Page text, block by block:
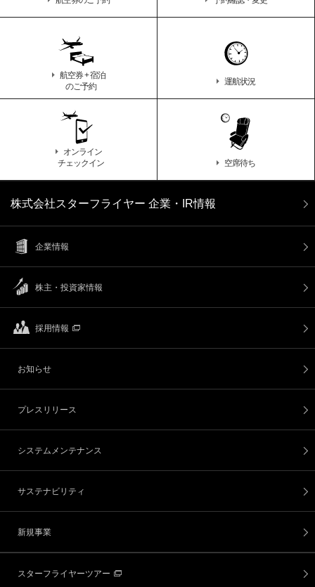
航空券 + 宿泊
のご予約
運航状況
オンライン
チェックイン
空席待ち
株式会社スターフライヤー 企業・IR情報
企業情報
株主・投資家情報
採用情報
お知らせ
プレスリリース
システムメンテナンス
サステナビリティ
新規事業
スターフライヤーツアー